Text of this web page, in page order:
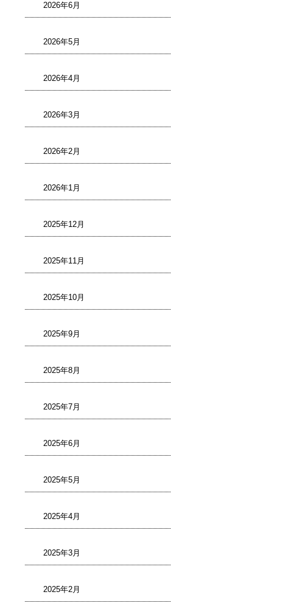
2026年6月
2026年5月
2026年4月
2026年3月
2026年2月
2026年1月
2025年12月
2025年11月
2025年10月
2025年9月
2025年8月
2025年7月
2025年6月
2025年5月
2025年4月
2025年3月
2025年2月